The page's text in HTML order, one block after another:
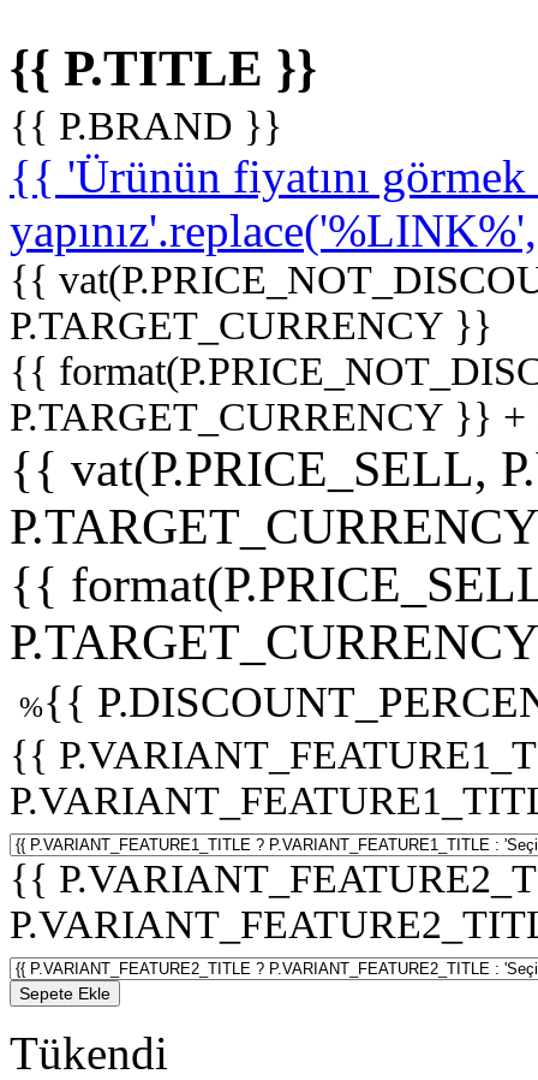
{{ P.TITLE }}
{{ P.BRAND }}
{{ 'Ürünün fiyatını
{{
P.TARGET_CURRENCY }}
{{
P.TARGET_CURRENCY }}
{{ vat(P.PRICE_SELL,
{{
%{{
{{
{{
Sepete Ekle
Tükendi